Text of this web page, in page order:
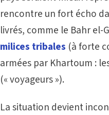
rencontre un fort écho
livrés, comme le Bahr el-
milices tribales (à forte
armées par Khartoum :
(« voyageurs »).
La situation devient